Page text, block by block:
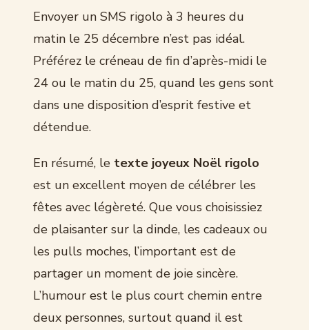
Envoyer un SMS rigolo à 3 heures du
matin le 25 décembre n’est pas idéal.
Préférez le créneau de fin d’après-midi le
24 ou le matin du 25, quand les gens sont
dans une disposition d’esprit festive et
détendue.
En résumé, le texte joyeux Noël rigolo
est un excellent moyen de célébrer les
fêtes avec légèreté. Que vous choisissiez
de plaisanter sur la dinde, les cadeaux ou
les pulls moches, l’important est de
partager un moment de joie sincère.
L’humour est le plus court chemin entre
deux personnes, surtout quand il est